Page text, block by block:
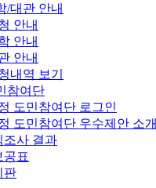
/대관 안내
안내
안내
안내
내역 보기
참여단
도민참여단 로그인
도민참여단 우수제안 소개
조사 결과
공표
판